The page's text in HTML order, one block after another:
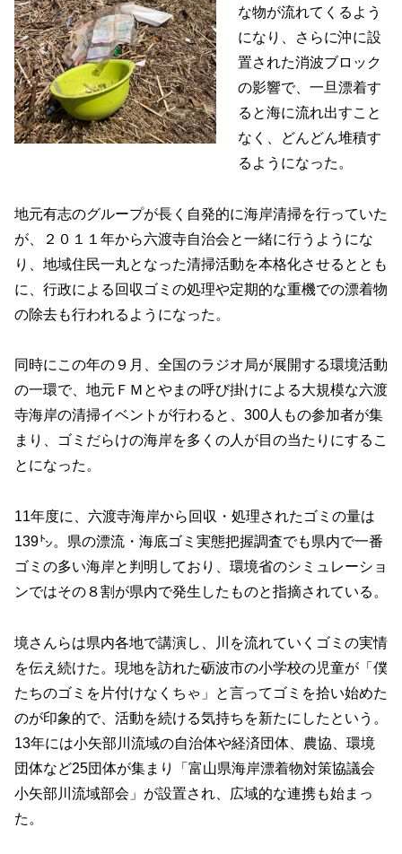
な物が流れてくるよう
になり、さらに沖に設
置された消波ブロック
の影響で、一旦漂着す
ると海に流れ出すこと
なく、どんどん堆積す
るようになった。
地元有志のグループが長く自発的に海岸清掃を行っていた
が、２０１１年から六渡寺自治会と一緒に行うようにな
り、地域住民一丸となった清掃活動を本格化させるととも
に、行政による回収ゴミの処理や定期的な重機での漂着物
の除去も行われるようになった。
同時にこの年の９月、全国のラジオ局が展開する環境活動
の一環で、地元ＦＭとやまの呼び掛けによる大規模な六渡
寺海岸の清掃イベントが行わると、300人もの参加者が集
まり、ゴミだらけの海岸を多くの人が目の当たりにするこ
とになった。
11年度に、六渡寺海岸から回収・処理されたゴミの量は
139㌧。県の漂流・海底ゴミ実態把握調査でも県内で一番
ゴミの多い海岸と判明しており、環境省のシミュレーショ
ンではその８割が県内で発生したものと指摘されている。
境さんらは県内各地で講演し、川を流れていくゴミの実情
を伝え続けた。現地を訪れた砺波市の小学校の児童が「僕
たちのゴミを片付けなくちゃ」と言ってゴミを拾い始めた
のが印象的で、活動を続ける気持ちを新たにしたという。
13年には小矢部川流域の自治体や経済団体、農協、環境
団体など25団体が集まり「富山県海岸漂着物対策協議会
小矢部川流域部会」が設置され、広域的な連携も始まっ
た。